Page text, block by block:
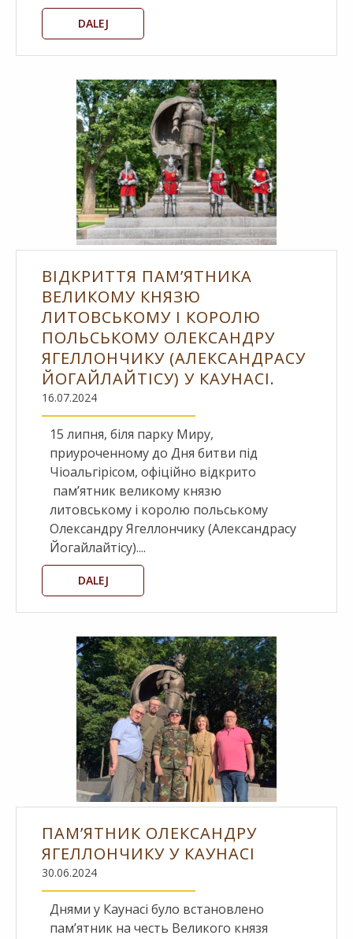
DALEJ
ВІДКРИТТЯ ПАМ’ЯТНИКА
ВЕЛИКОМУ КНЯЗЮ
ЛИТОВСЬКОМУ І КОРОЛЮ
ПОЛЬСЬКОМУ ОЛЕКСАНДРУ
ЯГЕЛЛОНЧИКУ (АЛЕКСАНДРАСУ
ЙОГАЙЛАЙТІСУ) У КАУНАСІ.
16.07.2024
15 липня, біля парку Миру,
приуроченному до Дня битви під
Чіоальгірісом, офіційно відкрито
пам’ятник великому князю
литовському і королю польському
Олександру Ягеллончику (Александрасу
Йогайлайтісу)....
DALEJ
ПАМ’ЯТНИК ОЛЕКСАНДРУ
ЯГЕЛЛОНЧИКУ У КАУНАСІ
30.06.2024
Днями у Каунасі було встановлено
пам’ятник на честь Великого князя